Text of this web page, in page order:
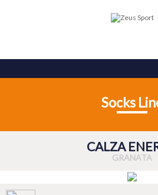
Socks
CALZA
GRANATA